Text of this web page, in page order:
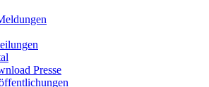
Presse